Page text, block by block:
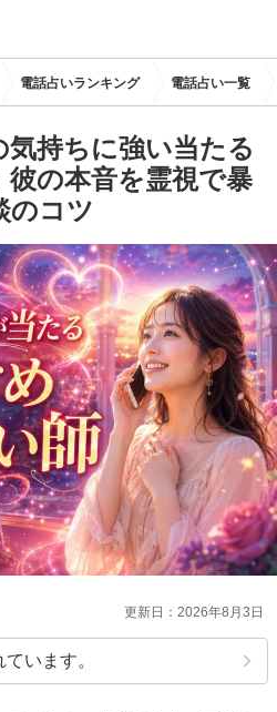
電話占いランキング 電話占い一覧
気持ちに強い当たる
彼の本音を霊視で暴
のコツ
2026年8月3日
います。